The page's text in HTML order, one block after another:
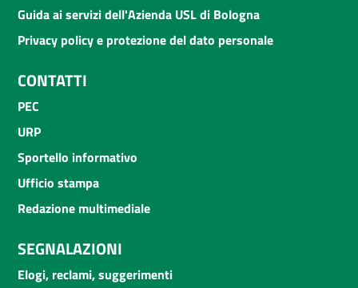
Guida ai servizi dell'Azienda USL di Bologna
Privacy policy e protezione del dato personale
CONTATTI
PEC
URP
Sportello informativo
Ufficio stampa
Redazione multimediale
SEGNALAZIONI
Elogi, reclami, suggerimenti